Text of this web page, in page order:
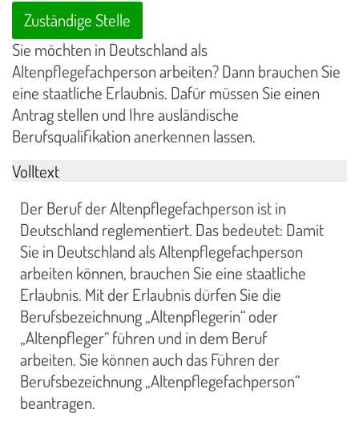
Zuständige Stelle
Sie möchten in Deutschland als
Altenpflegefachperson arbeiten? Dann brauchen Sie
eine staatliche Erlaubnis. Dafür müssen Sie einen
Antrag stellen und Ihre ausländische
Berufsqualifikation anerkennen lassen.
Volltext
Der Beruf der Altenpflegefachperson ist in
Deutschland reglementiert. Das bedeutet: Damit
Sie in Deutschland als Altenpflegefachperson
arbeiten können, brauchen Sie eine staatliche
Erlaubnis. Mit der Erlaubnis dürfen Sie die
Berufsbezeichnung „Altenpflegerin“ oder
„Altenpfleger“ führen und in dem Beruf
arbeiten. Sie können auch das Führen der
Berufsbezeichnung „Altenpflegefachperson“
beantragen.